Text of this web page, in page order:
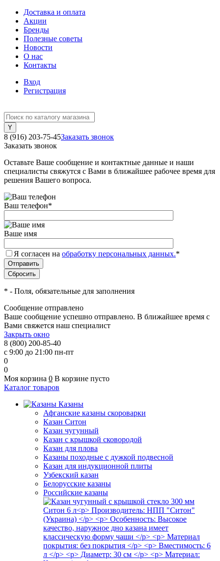
Доставка и оплата
Акции
Бренды
Полезные советы
Новости
О нас
Контакты
Вход
Регистрация
8 (916) 203-75-45Заказать звонок
Заказать звонок
Оставьте Ваше сообщение и контактные данные и наши
специалисты свяжутся с Вами в ближайшее рабочее время для
решения Вашего вопроса.
Ваш телефон*
Ваше имя
Я согласен на обработку персональных данных.*
* - Поля, обязательные для заполнения
Сообщение отправлено
Ваше сообщение успешно отправлено. В ближайшее время с
Вами свяжется наш специалист
Закрыть окно
8 (800) 200-85-40
с 9:00 до 21:00 пн-пт
0
0
Моя корзина 0 В корзине пусто
Каталог товаров
Казаны
Афганские казаны скороварки
Казан Ситон
Казан чугунный
Казан с крышкой сковородой
Казан для плова
Казаны походные с дужкой подвесной
Казан для индукционной плиты
Узбекский казан
Белорусские казаны
Российские казаны